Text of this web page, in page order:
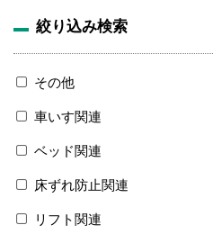
絞り込み検索
その他
車いす関連
ベッド関連
床ずれ防止関連
リフト関連